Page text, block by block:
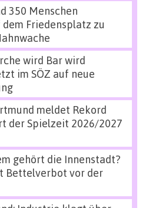
350 Menschen
Friedensplatz zu
wird Bar wird
im SÖZ auf neue
meldet Rekord
der Spielzeit 2026/2027
gehört die Innenstadt?
Bettelverbot vor der